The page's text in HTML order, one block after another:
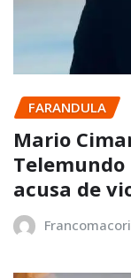
FARANDULA
Mario
acusa de